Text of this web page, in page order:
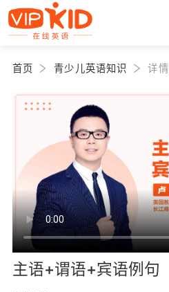
首页 青少儿英语知识 详情
主语+谓语+宾语例句